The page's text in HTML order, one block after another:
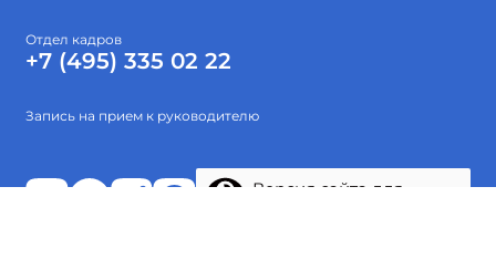
Отдел кадров
+7 (495) 335 02 22
Запись на прием к руководителю
Версия сайта для